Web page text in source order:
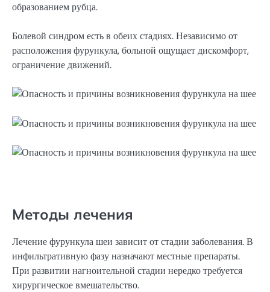
образованием рубца.
Болевой синдром есть в обеих стадиях. Независимо от
расположения фурункула, больной ощущает дискомфорт,
ограничение движений.
Методы лечения
Лечение фурункула шеи зависит от стадии заболевания. В
инфильтративную фазу назначают местные препараты.
При развитии нагноительной стадии нередко требуется
хирургическое вмешательство.